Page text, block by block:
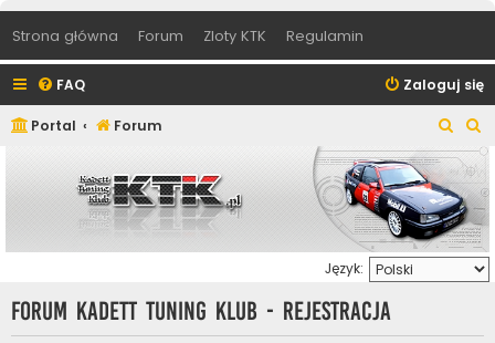
Strona główna Forum Zloty KTK Regulamin
FAQ Zaloguj się
Portal Forum
z
u
k
j
z
u
k
a
Język:
Forum Kadett Tuning Klub - Rejestracja